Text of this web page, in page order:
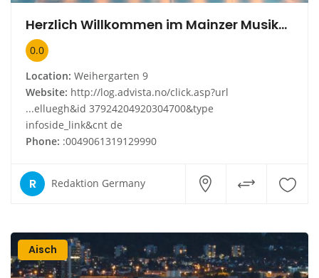
Herzlich Willkommen im Mainzer Musikalien-Zentrum
0.0
Location: Weihergarten 9
Website: http://log.advista.no/click.asp?url
...elluegh&id 37924204920304700&type
infoside_link&cnt de
Phone: :0049061319129990
R Redaktion Germany
Aisch